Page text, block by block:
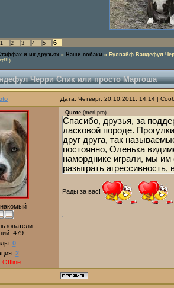
1 2 3 4 5 6
и их друзьях » Наши собаки » Булвайф Вандефул
Черри Спик или просто Маргоша
Дата: Четверг, 20.10.2011, 14:14 |
479
0
2
Offline
Quote (meri-pro)
Спасибо, друзья, за
ласковой породе.
друг друга, так
постоянно, Оленька
наморднике играли, мы им
разыграть
Рады за вас!